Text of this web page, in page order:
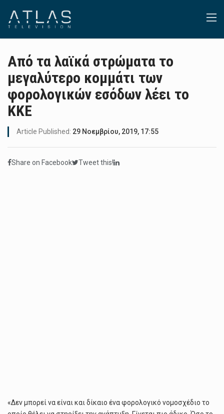
Από τα λαϊκά στρώματα το
μεγαλύτερο κομμάτι των
φορολογικών εσόδων λέει το
ΚΚΕ
Article Published: 29 Νοεμβρίου, 2019, 17:55
Share on Facebook Tweet this!
«Δεν μπορεί να είναι και δίκαιο ένα φορολογικό νομοσχέδιο το